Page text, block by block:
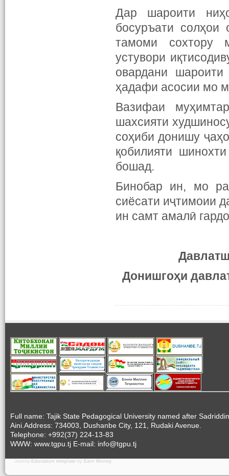
Дар шароити
босуръати солҳои
тамоми сохтору
устувори
овардани
ҳадафи асосии мо
Вазифаи
шахсияти
соҳиби донишу
қобилияти
бошад.
Бинобар ин, мо
сиёсати иҷтимоии
ин самт амалӣ
Донишгоҳи
Full name: Tajik State Pedagogical University named after Sadriddin
Aini.Address: 734003, Dushanbe City, 121, Rudaki Avenue.
Telephone: +992(37) 224-13-83
WWW: www.tgpu.tj E-mail: info@tgpu.tj
Joomla Education template by Earn Money.